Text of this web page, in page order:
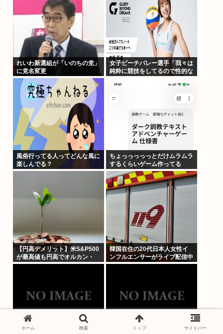
れいわ新選組が「いのちの党」
に党名変更
女子ビーチバレー選手「我々は
純粋に競技をしてるので性的な
風俗行ってる人ってどんな風に
楽しんでる？
ちょっっっっっとだけムラムラ
するくらいゲーム作ってる
【円高デメリット】米S&P500
が最高値も円高でオルカン・
S&P500投信の含み益減
韓国在住の20代日本人女性イ
ンフルエンサーがライブ配信中
に自殺 聯合ニュース、朝鮮日
ホーム 検索 トップ サイドバー